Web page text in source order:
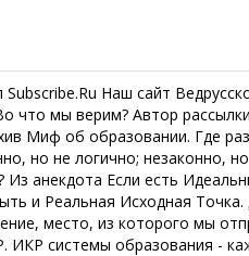
Наш сайт
что мы верим? Автор
Миф об образовании. Где
но не логично; незаконно,
Из анекдота Если есть
и Реальная Исходная
место, из которого мы
системы образования -